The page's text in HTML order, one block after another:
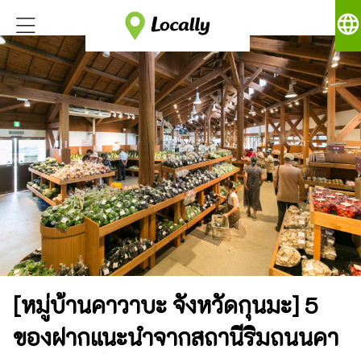
language
[หมู่บ้านคาวาบะ จังหวัดกุนมะ] 5
ของฝากแนะนำจากสถานีริมถนนคา